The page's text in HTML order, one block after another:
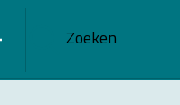
Zoeken